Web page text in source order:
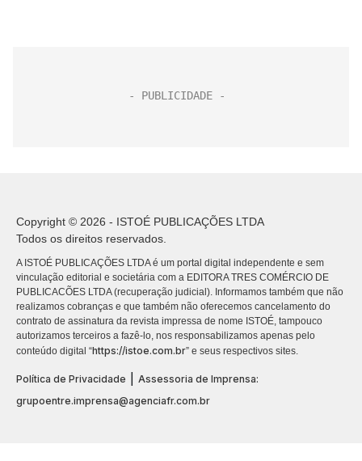
Copyright © 2026 - ISTOÉ PUBLICAÇÕES LTDA
Todos os direitos reservados.
A ISTOÉ PUBLICAÇÕES LTDA é um portal digital independente e sem
vinculação editorial e societária com a EDITORA TRES COMÉRCIO DE
PUBLICACÕES LTDA (recuperação judicial). Informamos também que não
realizamos cobranças e que também não oferecemos cancelamento do
contrato de assinatura da revista impressa de nome ISTOÉ, tampouco
autorizamos terceiros a fazê-lo, nos responsabilizamos apenas pelo
conteúdo digital “https://istoe.com.br” e seus respectivos sites.
Política de Privacidade
Assessoria de Imprensa:
grupoentre.imprensa@agenciafr.com.br